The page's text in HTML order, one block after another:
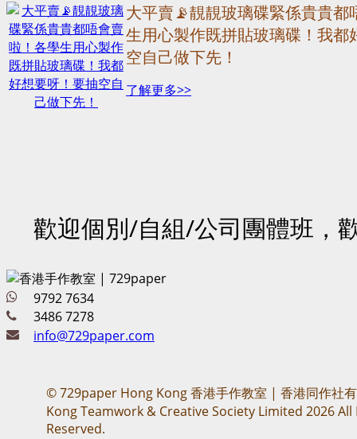
大平賣📡靚靚玻璃碟緊係貴貴都
生用心製作既拼貼玻璃碟！我都
空自己做下先！
了解更多>>
歡迎個別/自組/公司團體班，
9792 7634
3486 7278
info@729paper.com
© 729paper Hong Kong 香港手作教室 | 香港同作社
Kong Teamwork & Creative Society Limited 2026 All
Reserved.